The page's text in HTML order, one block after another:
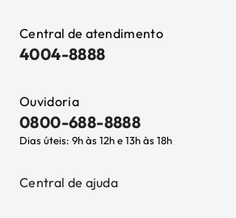
Central de atendimento
4004-8888
Ouvidoria
0800-688-8888
Dias úteis: 9h às 12h e 13h às 18h
Central de ajuda